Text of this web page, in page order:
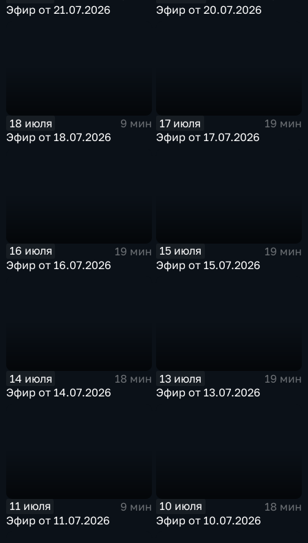
Эфир от 21.07.2026
Эфир от 20.07.2026
18 июля
9 мин
Эфир от 18.07.2026
17 июля
19 мин
Эфир от 17.07.2026
16 июля
19 мин
Эфир от 16.07.2026
15 июля
19 мин
Эфир от 15.07.2026
14 июля
18 мин
Эфир от 14.07.2026
13 июля
19 мин
Эфир от 13.07.2026
11 июля
9 мин
Эфир от 11.07.2026
10 июля
18 мин
Эфир от 10.07.2026